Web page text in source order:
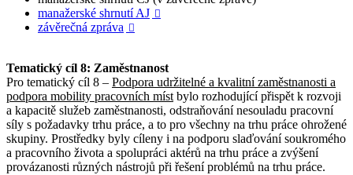
manažerské shrnutí AJ 
závěrečná zpráva 
Tematický cíl 8: Zaměstnanost
Pro tematický cíl 8 – Podpora udržitelné a kvalitní zaměstnanosti a
podpora mobility pracovních míst bylo rozhodující přispět k rozvoji
a kapacitě služeb zaměstnanosti, odstraňování nesouladu pracovní
síly s požadavky trhu práce, a to pro všechny na trhu práce ohrožené
skupiny. Prostředky byly cíleny i na podporu slaďování soukromého
a pracovního života a spolupráci aktérů na trhu práce a zvýšení
provázanosti různých nástrojů při řešení problémů na trhu práce.